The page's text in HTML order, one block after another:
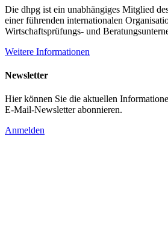
Die dhpg ist ein unabhängiges Mitglied
einer führenden internationalen
Wirtschaftsprüfungs- und
Weitere Informationen
Newsletter
Hier können Sie die aktuellen
E-Mail-Newsletter abonnieren.
Anmelden